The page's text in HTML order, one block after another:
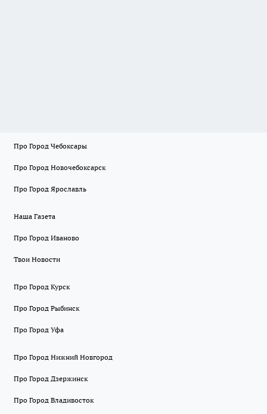
Про Город Чебоксары
Про Город Новочебоксарск
Про Город Ярославль
Наша Газета
Про Город Иваново
Твои Новости
Про Город Курск
Про Город Рыбинск
Про Город Уфа
Про Город Нижний Новгород
Про Город Дзержинск
Про Город Владивосток